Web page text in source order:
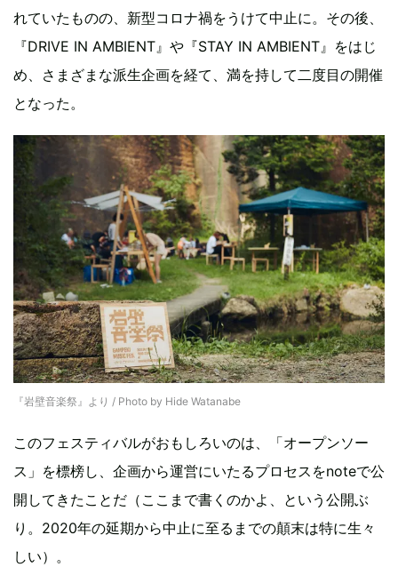
れていたものの、新型コロナ禍をうけて中止に。その後、
『DRIVE IN AMBIENT』や『STAY IN AMBIENT』をはじ
め、さまざまな派生企画を経て、満を持して二度目の開催
となった。
『岩壁音楽祭』より / Photo by Hide Watanabe
このフェスティバルがおもしろいのは、「オープンソー
ス」を標榜し、企画から運営にいたるプロセスをnoteで公
開してきたことだ（ここまで書くのかよ、という公開ぶ
り。2020年の延期から中止に至るまでの顛末は特に生々
しい）。